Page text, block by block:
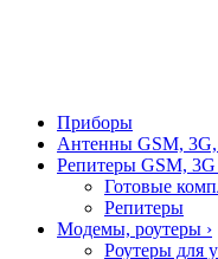
Приборы
Антенны GSM,
Репитеры GSM, 3G
Готовые
Репитеры
Модемы, роутеры ›
Роутеры для